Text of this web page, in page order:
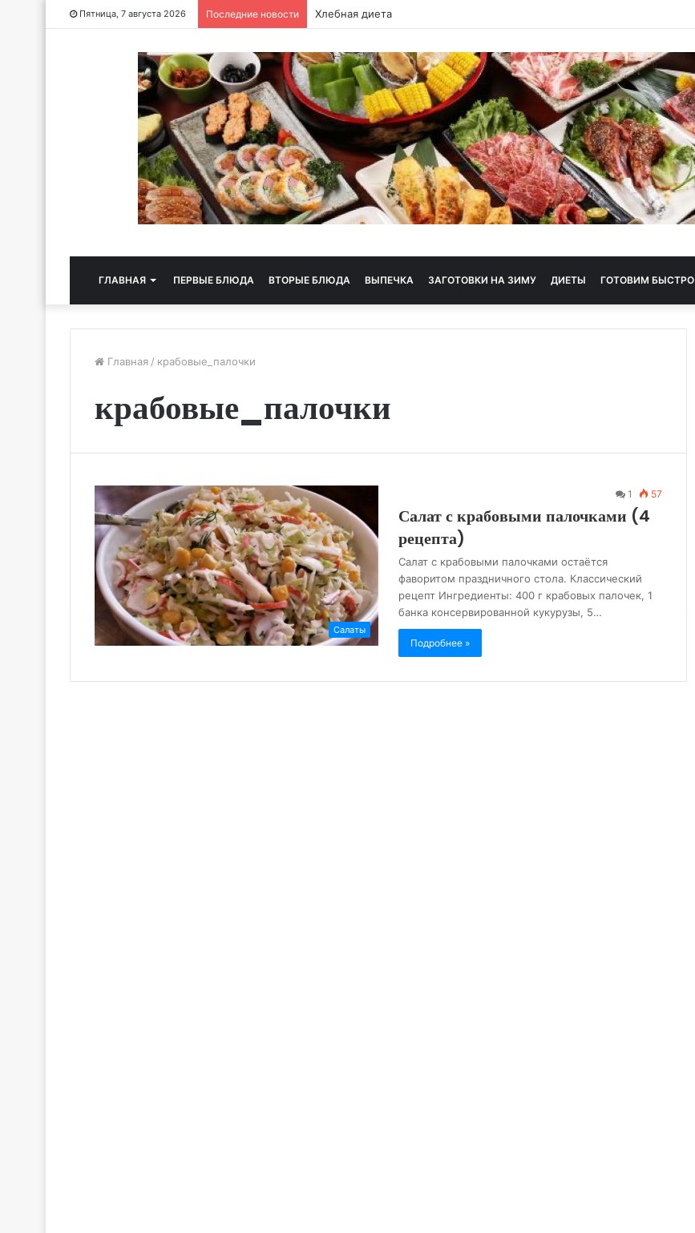
Пятница, 7 августа 2026 Последние новости Хлебная диета
ГЛАВНАЯ ПЕРВЫЕ БЛЮДА ВТОРЫЕ БЛЮДА ВЫПЕЧКА ЗАГОТОВКИ НА ЗИМУ ДИЕТЫ ГОТОВИМ БЫСТРО
Главная / крабовые_палочки
крабовые_палочки
Салаты
1 57
Салат с крабовыми палочками (4
рецепта)
Салат с крабовыми палочками остаётся
фаворитом праздничного стола. Классический
рецепт Ингредиенты: 400 г крабовых палочек, 1
банка консервированной кукурузы, 5…
Подробнее »